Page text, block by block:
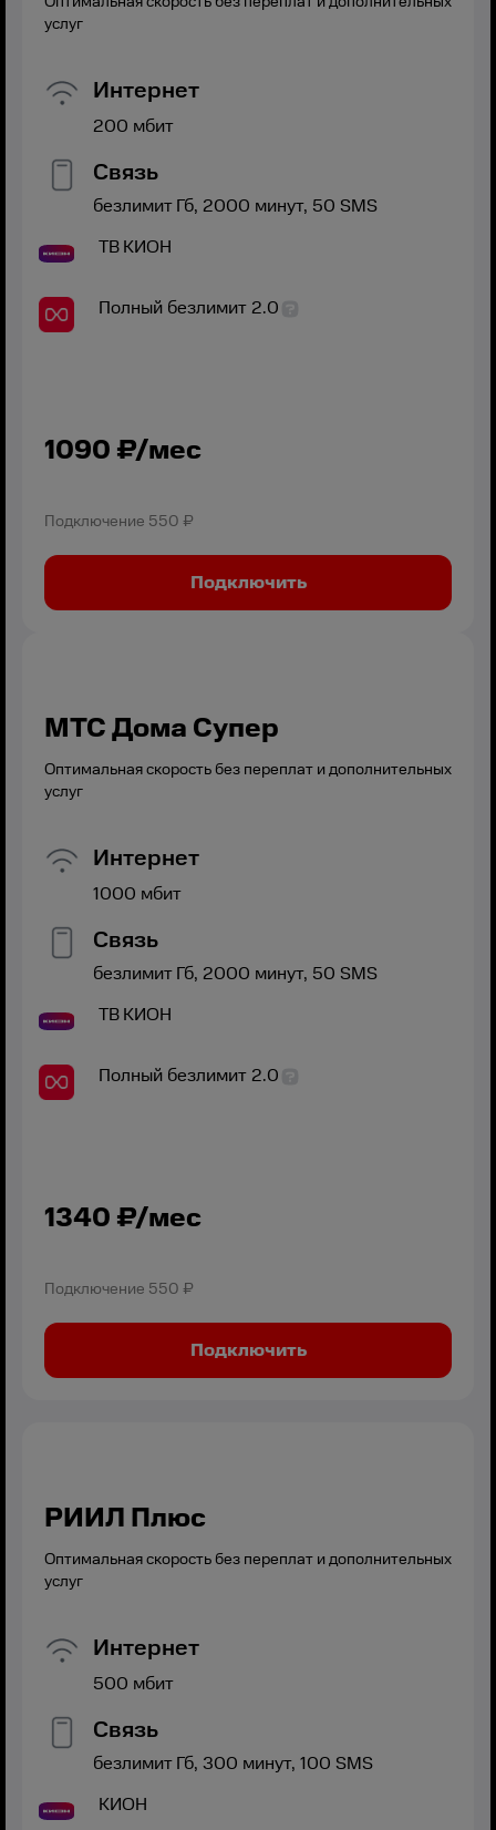
услуг
Интернет
200 мбит
Связь
безлимитГб, 2000 минут, 50 SMS
ТВКИОН
Полный безлимит 2.0
1090 ₽/мес
Подключение 550 ₽
Подключить
МТС Дома Супер
Оптимальная скорость без переплат и дополнительных
услуг
Интернет
1000 мбит
Связь
безлимитГб, 2000 минут, 50 SMS
ТВКИОН
Полный безлимит 2.0
1340 ₽/мес
Подключение 550 ₽
Подключить
РИИЛ Плюс
Оптимальная скорость без переплат и дополнительных
услуг
Интернет
500 мбит
Связь
безлимитГб, 300 минут, 100 SMS
КИОН